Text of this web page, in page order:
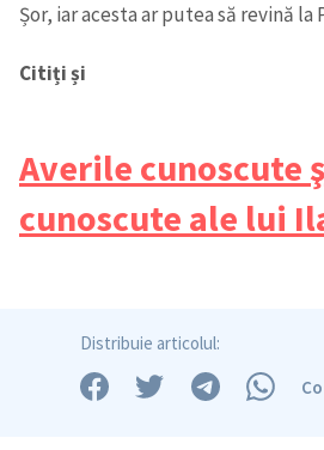
Șor, iar acesta ar putea să revină la
Citiți și
Averile cunoscute
cunoscute ale lui
Distribuie articolul: